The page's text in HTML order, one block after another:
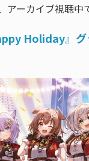
ーカイブ視聴中
Holiday』グ